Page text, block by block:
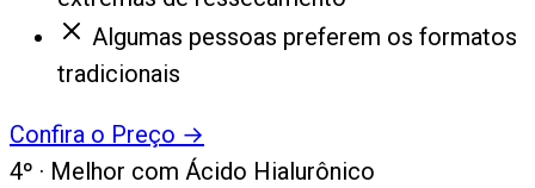
Algumas pessoas preferem os formatos
tradicionais
Confira o Preço →
4º · Melhor com Ácido Hialurônico